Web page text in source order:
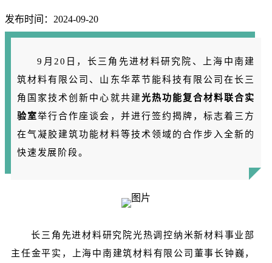
发布时间：2024-09-20
9月20日，长三角先进材料研究院、上海中南建
筑材料有限公司、山东华萃节能科技有限公司在长三
角国家技术创新中心就共建光热功能复合材料联合实
验室举行合作座谈会，并进行签约揭牌，标志着三方
在气凝胶建筑功能材料等技术领域的合作步入全新的
快速发展阶段。
长三角先进材料研究院光热调控纳米新材料事业部
主任金平实，上海中南建筑材料有限公司董事长钟巍，